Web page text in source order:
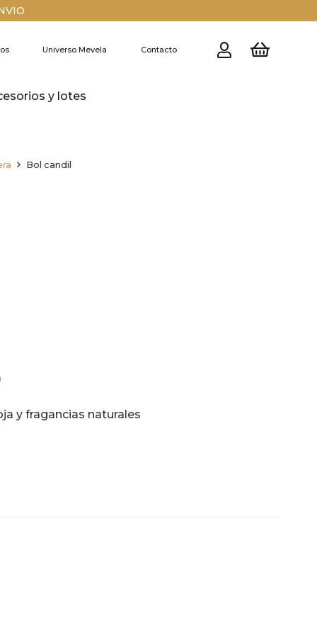
Universo Mevela Contacto
y lotes
Bol candil
y fragancias naturales